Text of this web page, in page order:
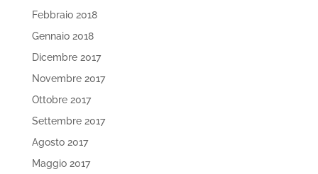
Febbraio 2018
Gennaio 2018
Dicembre 2017
Novembre 2017
Ottobre 2017
Settembre 2017
Agosto 2017
Maggio 2017